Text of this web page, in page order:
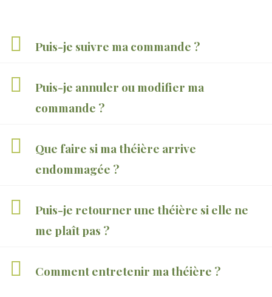
Puis-je suivre ma commande ?
Puis-je annuler ou modifier ma
commande ?
Que faire si ma théière arrive
endommagée ?
Puis-je retourner une théière si elle ne
me plaît pas ?
Comment entretenir ma théière ?